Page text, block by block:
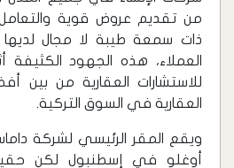
من تقديم عروض قوية
ذات سمعة طيبة لا مجال
العملاء، هذه الجهود
للاستشارات العقارية من بين
العقارية في السوق التركية.
ويقع المقر الرئيسي لشركة
أوغلو في إسطنبول لكن